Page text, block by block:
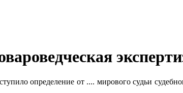
от .... мирового судьи судебного